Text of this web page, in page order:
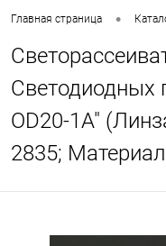
Главная страница •
Светодиодных
OD20-1A"
2835;